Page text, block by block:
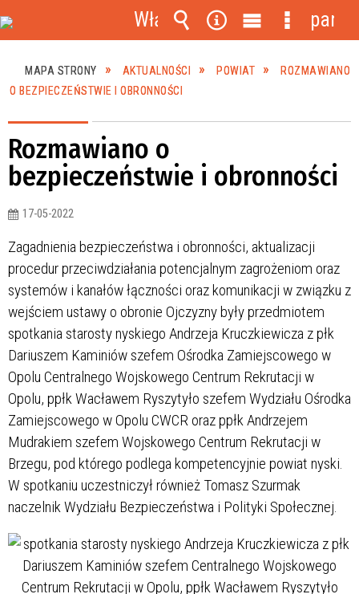
MAPA STRONY AKTUALNOŚCI POWIAT
ROZMAWIANO
O BEZPIECZEŃSTWIE I OBRONNOŚCI
Rozmawiano o
bezpieczeństwie i obronności
17-05-2022
Zagadnienia bezpieczeństwa i obronności, aktualizacji
procedur przeciwdziałania potencjalnym zagrożeniom oraz
systemów i kanałów łączności oraz komunikacji w związku z
wejściem ustawy o obronie Ojczyzny były przedmiotem
spotkania starosty nyskiego Andrzeja Kruczkiewicza z płk
Dariuszem Kaminiów szefem Ośrodka Zamiejscowego w
Opolu Centralnego Wojskowego Centrum Rekrutacji w
Opolu, ppłk Wacławem Ryszytyło szefem Wydziału Ośrodka
Zamiejscowego w Opolu CWCR oraz ppłk Andrzejem
Mudrakiem szefem Wojskowego Centrum Rekrutacji w
Brzegu, pod którego podlega kompetencyjnie powiat nyski.
W spotkaniu uczestniczył również Tomasz Szurmak
naczelnik Wydziału Bezpieczeństwa i Polityki Społecznej.
Włącz
powiadomienia
Wyszukiwarka
Narzędzia
Menu
główne
Menu
panel